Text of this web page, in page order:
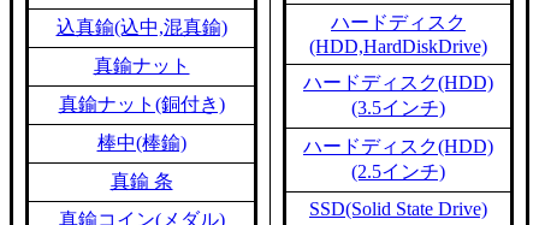
込真鍮(込中,混真鍮)
真鍮ナット
真鍮ナット(銅付き)
棒中(棒鍮)
真鍮 条
真鍮コイン(メダル)
ハードディスク
(HDD,HardDiskDrive)
ハードディスク(HDD)
(3.5インチ)
ハードディスク(HDD)
(2.5インチ)
SSD(Solid State Drive)